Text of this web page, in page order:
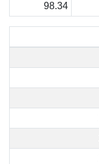
98.34